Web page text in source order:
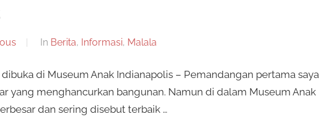
In Berita, Informasi, Malala
di Museum Anak Indianapolis – Pemandangan pertama saya
yang menghancurkan bangunan. Namun di dalam Museum Anak
dan sering disebut terbaik …